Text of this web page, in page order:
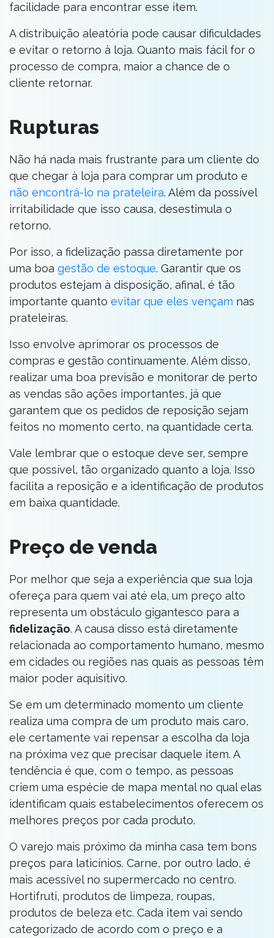
facilidade para encontrar esse item.
A distribuição aleatória pode causar dificuldades
e evitar o retorno à loja. Quanto mais fácil for o
processo de compra, maior a chance de o
cliente retornar.
Rupturas
Não há nada mais frustrante para um cliente do
que chegar à loja para comprar um produto e
não encontrá-lo na prateleira. Além da possível
irritabilidade que isso causa, desestimula o
retorno.
Por isso, a fidelização passa diretamente por
uma boa gestão de estoque. Garantir que os
produtos estejam à disposição, afinal, é tão
importante quanto evitar que eles vençam nas
prateleiras.
Isso envolve aprimorar os processos de
compras e gestão continuamente. Além disso,
realizar uma boa previsão e monitorar de perto
as vendas são ações importantes, já que
garantem que os pedidos de reposição sejam
feitos no momento certo, na quantidade certa.
Vale lembrar que o estoque deve ser, sempre
que possível, tão organizado quanto a loja. Isso
facilita a reposição e a identificação de produtos
em baixa quantidade.
Preço de venda
Por melhor que seja a experiência que sua loja
ofereça para quem vai até ela, um preço alto
representa um obstáculo gigantesco para a
fidelização. A causa disso está diretamente
relacionada ao comportamento humano, mesmo
em cidades ou regiões nas quais as pessoas têm
maior poder aquisitivo.
Se em um determinado momento um cliente
realiza uma compra de um produto mais caro,
ele certamente vai repensar a escolha da loja
na próxima vez que precisar daquele item. A
tendência é que, com o tempo, as pessoas
criem uma espécie de mapa mental no qual elas
identificam quais estabelecimentos oferecem os
melhores preços por cada produto.
O varejo mais próximo da minha casa tem bons
preços para laticínios. Carne, por outro lado, é
mais acessível no supermercado no centro.
Hortifruti, produtos de limpeza, roupas,
produtos de beleza etc. Cada item vai sendo
categorizado de acordo com o preço e a